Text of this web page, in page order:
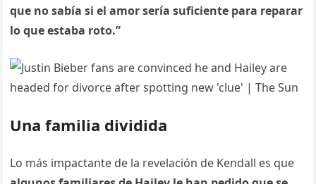
que no sabía si el amor sería suficiente para reparar
lo que estaba roto.”
Una familia dividida
Lo más impactante de la revelación de Kendall es que